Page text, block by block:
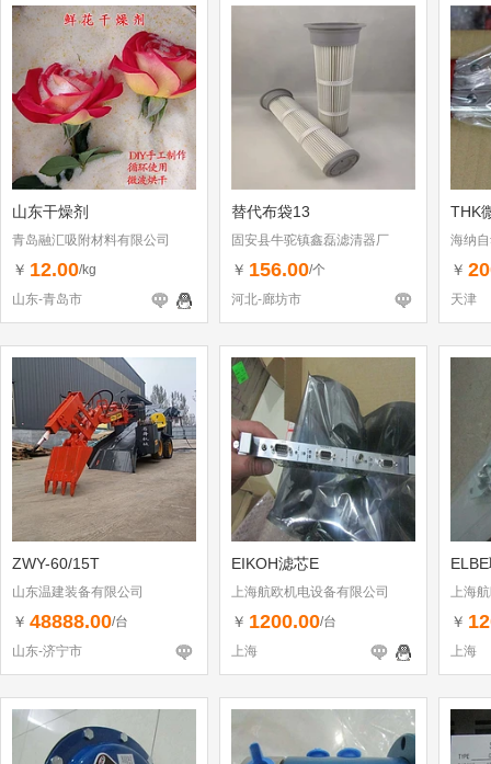
山东干燥剂
青岛融汇吸附材料有限公司
￥ 12.00/kg
山东-青岛市
替代布袋13
固安县牛驼镇鑫磊滤清器厂
￥ 156.00/个
河北-廊坊市
THK
海纳
司
￥
天津
ZWY-60/15T
山东温建装备有限公司
￥ 48888.00/台
山东-济宁市
EIKOH滤芯E
上海航欧机电设备有限公司
￥ 1200.00/台
上海
上海
￥
上海